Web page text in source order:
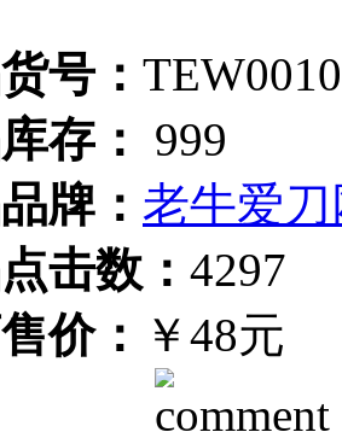
号：
存：
999
牌： 老牛爱刀
击数： 4297
价： ￥48元